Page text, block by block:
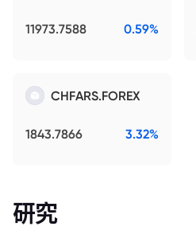
11973.7588 0.59%
CHFARS.FOREX
1843.7866 3.32%
研究